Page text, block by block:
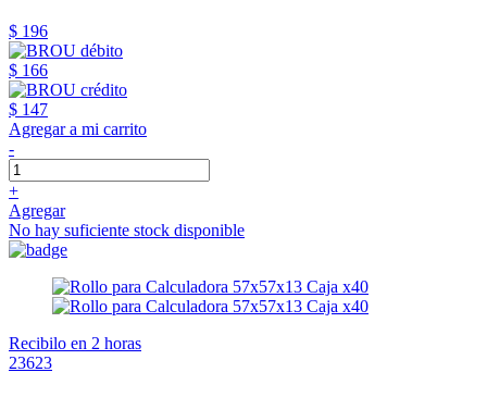
$ 196
$ 166
$ 147
Agregar a mi carrito
-
+
Agregar
No hay suficiente stock disponible
Recibilo en 2 horas
23623